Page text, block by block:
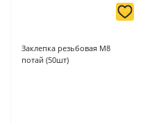
Заклепка резьбовая М8
потай (50шт)